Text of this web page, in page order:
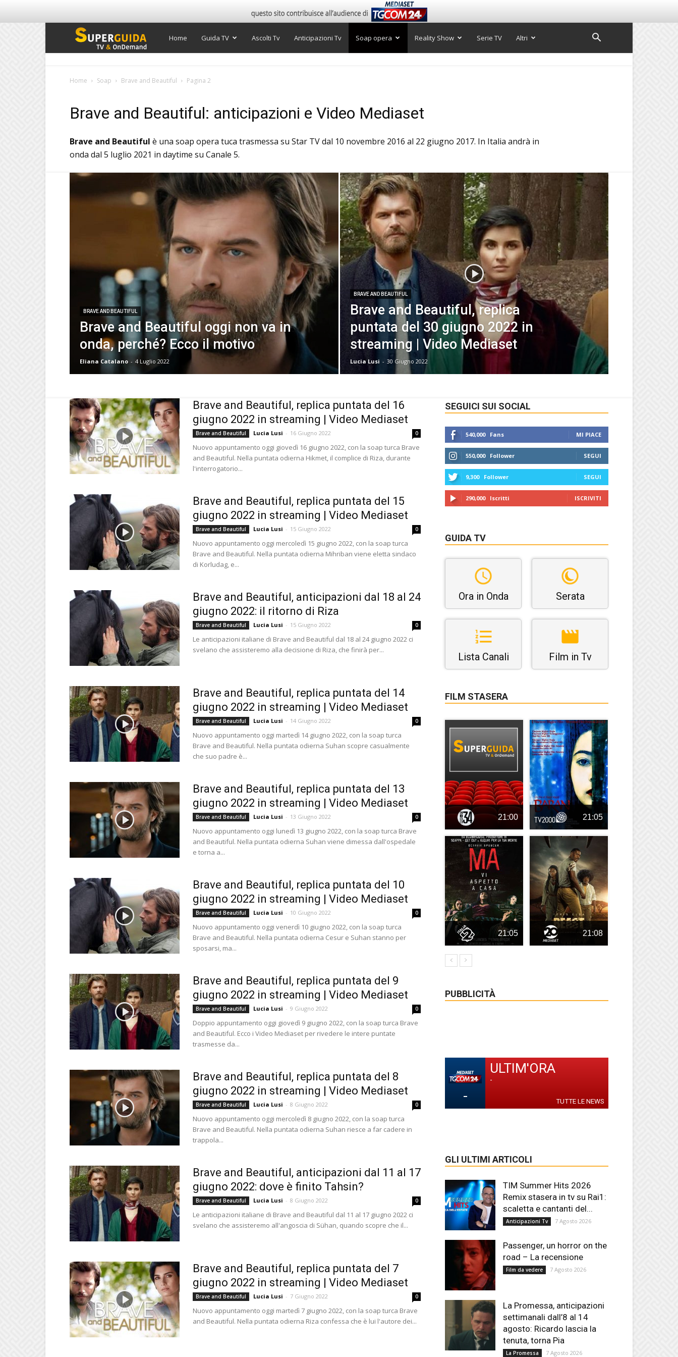
Super
Home Guida TV Ascolti Tv Anticipazioni Tv Soap opera Reality Show Serie TV Altri
Home Soap Brave and Beautiful Pagina 2
Brave and Beautiful: anticipazioni e Video Mediaset
Brave and Beautiful è una soap opera tuca trasmessa su Star TV dal 10 novembre 2016 al 22 giugno 2017. In Italia andrà in
onda dal 5 luglio 2021 in daytime su Canale 5.
BRAVE AND BEAUTIFUL
Brave and Beautiful oggi non va in
onda, perché? Ecco il motivo
Eliana Catalano - 4 Luglio 2022
BRAVE AND BEAUTIFUL
Brave and Beautiful, replica
puntata del 30 giugno 2022 in
streaming | Video Mediaset
Lucia Lusi - 30 Giugno 2022
Brave and Beautiful, replica puntata del 16
giugno 2022 in streaming | Video Mediaset
Brave and Beautiful Lucia Lusi - 16 Giugno 2022 0
Nuovo appuntamento oggi giovedì 16 giugno 2022, con la soap turca Brave
and Beautiful. Nella puntata odierna Hikmet, il complice di Riza, durante
l'interrogatorio...
Brave and Beautiful, replica puntata del 15
giugno 2022 in streaming | Video Mediaset
Brave and Beautiful Lucia Lusi - 15 Giugno 2022 0
Nuovo appuntamento oggi mercoledì 15 giugno 2022, con la soap turca
Brave and Beautiful. Nella puntata odierna Mihriban viene eletta sindaco
di Korludag, e...
Brave and Beautiful, anticipazioni dal 18 al 24
giugno 2022: il ritorno di Riza
Brave and Beautiful Lucia Lusi - 15 Giugno 2022 0
Le anticipazioni italiane di Brave and Beautiful dal 18 al 24 giugno 2022 ci
svelano che assisteremo alla decisione di Riza, che finirà per...
Brave and Beautiful, replica puntata del 14
giugno 2022 in streaming | Video Mediaset
Brave and Beautiful Lucia Lusi - 14 Giugno 2022 0
Nuovo appuntamento oggi martedì 14 giugno 2022, con la soap turca
Brave and Beautiful. Nella puntata odierna Suhan scopre casualmente
che suo padre è...
Brave and Beautiful, replica puntata del 13
giugno 2022 in streaming | Video Mediaset
Brave and Beautiful Lucia Lusi - 13 Giugno 2022 0
Nuovo appuntamento oggi lunedì 13 giugno 2022, con la soap turca Brave
and Beautiful. Nella puntata odierna Suhan viene dimessa dall'ospedale
e torna a...
Brave and Beautiful, replica puntata del 10
giugno 2022 in streaming | Video Mediaset
Brave and Beautiful Lucia Lusi - 10 Giugno 2022 0
Nuovo appuntamento oggi venerdì 10 giugno 2022, con la soap turca
Brave and Beautiful. Nella puntata odierna Cesur e Suhan stanno per
sposarsi, ma...
Brave and Beautiful, replica puntata del 9
giugno 2022 in streaming | Video Mediaset
Brave and Beautiful Lucia Lusi - 9 Giugno 2022 0
Doppio appuntamento oggi giovedì 9 giugno 2022, con la soap turca Brave
and Beautiful. Ecco i Video Mediaset per rivedere le intere puntate
trasmesse da...
Brave and Beautiful, replica puntata del 8
giugno 2022 in streaming | Video Mediaset
Brave and Beautiful Lucia Lusi - 8 Giugno 2022 0
Nuovo appuntamento oggi mercoledì 8 giugno 2022, con la soap turca
Brave and Beautiful. Nella puntata odierna Suhan riesce a far cadere in
trappola...
Brave and Beautiful, anticipazioni dal 11 al 17
giugno 2022: dove è finito Tahsin?
Brave and Beautiful Lucia Lusi - 8 Giugno 2022 0
Le anticipazioni italiane di Brave and Beautiful dal 11 al 17 giugno 2022 ci
svelano che assisteremo all'angoscia di Sühan, quando scopre che il...
Brave and Beautiful, replica puntata del 7
giugno 2022 in streaming | Video Mediaset
Brave and Beautiful Lucia Lusi - 7 Giugno 2022 0
Nuovo appuntamento oggi martedì 7 giugno 2022, con la soap turca Brave
and Beautiful. Nella puntata odierna Riza confessa che è lui l'autore dei...
SEGUICI SUI SOCIAL
540,000 Fans MI PIACE
550,000 Follower SEGUI
9,300 Follower SEGUI
290,000 Iscritti ISCRIVITI
GUIDA TV
Ora in Onda Serata
Lista Canali Film in Tv
FILM STASERA
21:00 21:05
21:05 21:08
PUBBLICITÀ
-
ULTIM'ORA
-
TUTTE LE NEWS
GLI ULTIMI ARTICOLI
TIM Summer Hits 2026
Remix stasera in tv su Rai1:
scaletta e cantanti del...
Anticipazioni Tv 7 Agosto 2026
Passenger, un horror on the
road – La recensione
Film da vedere 7 Agosto 2026
La Promessa, anticipazioni
settimanali dall’8 al 14
agosto: Ricardo lascia la
tenuta, torna Pia
La Promessa 7 Agosto 2026